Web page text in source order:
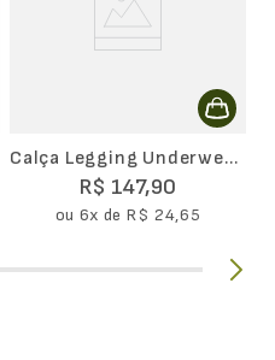
Calça Legging Underwear
Warm Lupo Feminina
R$ 147,90
ou 6x de R$ 24,65